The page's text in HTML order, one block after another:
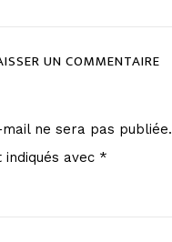
UN COMMENTAIRE
ne sera pas publiée.
avec *